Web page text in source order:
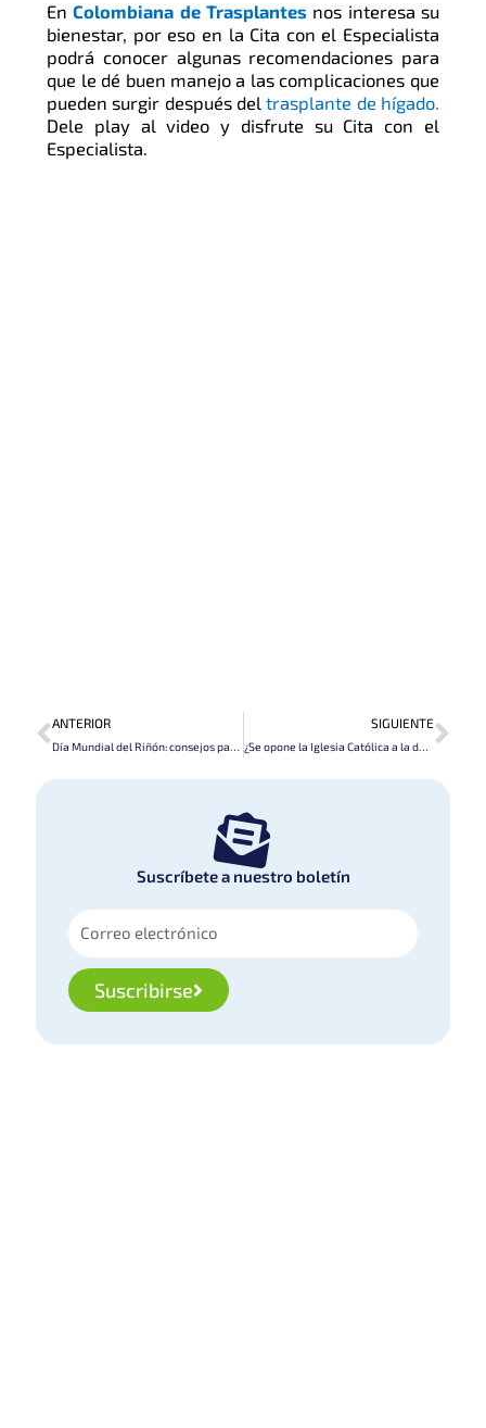
EnColombiana de Trasplantes nos interesa su
bienestar, por eso en la Cita con el Especialista
podrá conocer algunas recomendaciones para
que le dé buen manejo a las complicaciones que
pueden surgir después deltrasplante de hígado.
Dele play al video y disfrute su Cita con el
Especialista.
Prev
ANTERIOR
Día Mundial del Riñón: consejos para cuidar este órgano (14 de marzo)
SIGUIENTE
¿Se opone la Iglesia Católica a la donación de órganos y tejidos?
Suscríbete a nuestro boletín
Suscribirse